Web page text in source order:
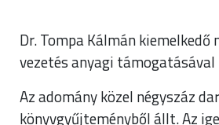
Dr. Tompa Kálmán
vezetés anyagi
Az adomány közel négyszáz
könyvgyűjteményből állt. Az